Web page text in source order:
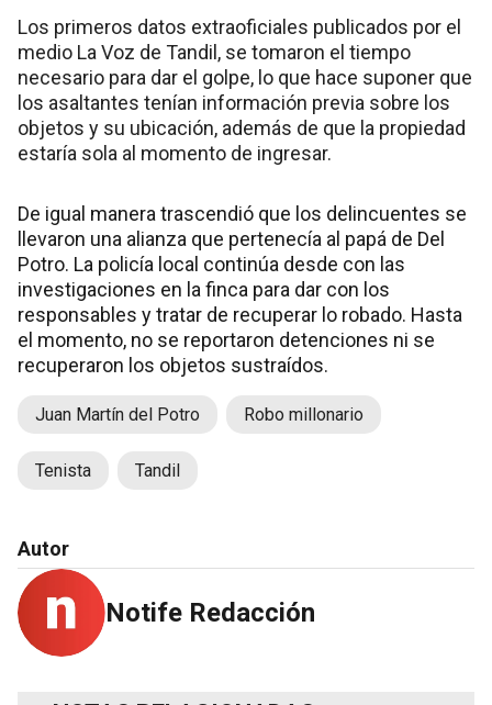
Los primeros datos extraoficiales publicados por el
medio La Voz de Tandil, se tomaron el tiempo
necesario para dar el golpe, lo que hace suponer que
los asaltantes tenían información previa sobre los
objetos y su ubicación, además de que la propiedad
estaría sola al momento de ingresar.
De igual manera trascendió que los delincuentes se
llevaron una alianza que pertenecía al papá de Del
Potro. La policía local continúa desde con las
investigaciones en la finca para dar con los
responsables y tratar de recuperar lo robado. Hasta
el momento, no se reportaron detenciones ni se
recuperaron los objetos sustraídos.
Juan Martín del Potro Robo millonario
Tenista Tandil
Autor
Notife Redacción